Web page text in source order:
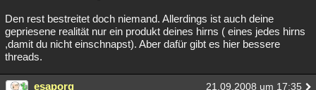
Den rest bestreitet doch niemand. Allerdings ist auch deine
gepriesene realität nur ein produkt deines hirns ( eines jedes hirns
,damit du nicht einschnapst). Aber dafür gibt es hier bessere
threads.
esaporg 21.09.2008 um 17:35